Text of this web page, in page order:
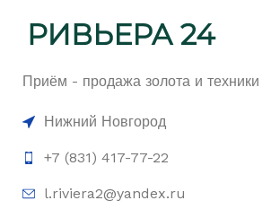
Приём - продажа золота и техники
Нижний Новгород
+7 (831) 417-77-22
l.riviera2@yandex.ru